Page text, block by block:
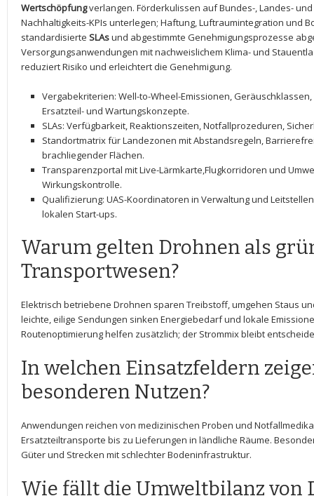
Wertschöpfungverlangen. Förderkulissen auf ‍Bundes-, Landes-
‌Nachhaltigkeits-KPIs unterlegen;⁢ Haftung, Luftraumintegration ​und
standardisierte SLAsund ​abgestimmte Genehmigungsprozesse
Versorgungsanwendungen mit nachweislichem Klima- und
reduziert ⁢Risiko ⁣und⁣ erleichtert die⁢ Genehmigung.
Vergabekriterien: Well-to-Wheel-Emissionen,
Ersatzteil- ⁣und Wartungskonzepte.
SLAs: Verfügbarkeit, Reaktionszeiten, Notfallprozeduren,
Standortmatrix für Landezonen ‌mit ‍Abstandsregeln,⁢
brachliegender Flächen.
Transparenzportal mit Live-Lärmkarte,Flugkorridoren und
Wirkungskontrolle.
Qualifizierung: UAS-Koordinatoren in Verwaltung ⁣und
lokalen Start-ups.
Warum gelten Drohnen als
Transportwesen?
Elektrisch betriebene Drohnen sparen Treibstoff, umgehen Staus
leichte, eilige Sendungen sinken Energiebedarf und lokale
Routenoptimierung helfen zusätzlich; der ⁣Strommix bleibt
In⁣ welchen Einsatzfeldern
besonderen Nutzen?
Anwendungen reichen von​ medizinischen Proben und
Ersatzteiltransporte bis⁣ zu Lieferungen in ländliche Räume.
Güter und Strecken mit schlechter Bodeninfrastruktur.
Wie fällt die Umweltbilanz von⁣